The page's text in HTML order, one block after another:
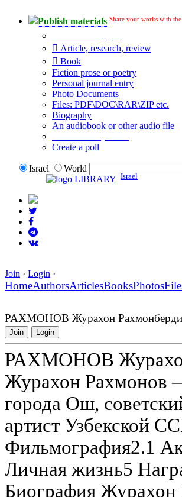
Publish materials Share your works with
Article, research, review
Book
Fiction prose or poetry
Personal journal entry
Photo Documents
Files: PDF\DOC\RAR\ZIP etc.
Biography
An audiobook or other audio file
Create a poll
Israel
World
LIBRARY Israel
Join · Login ·
HomeAuthorsArticlesBooksPhotos
РАХМОНОВ Журахон
Join Login
РАХМОНОВ
Журахон Рахмонов
города Ош,
артист Узбекской
Фильмография2.1
Личная жизнь5
Биография Журахон